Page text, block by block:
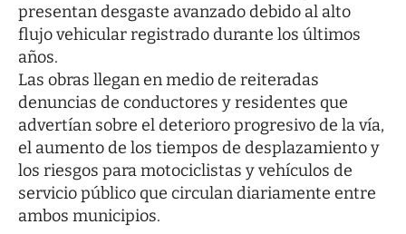
presentan desgaste avanzado debido al alto
flujo vehicular registrado durante los últimos
años.
Las obras llegan en medio de reiteradas
denuncias de conductores y residentes que
advertían sobre el deterioro progresivo de la vía,
el aumento de los tiempos de desplazamiento y
los riesgos para motociclistas y vehículos de
servicio público que circulan diariamente entre
ambos municipios.